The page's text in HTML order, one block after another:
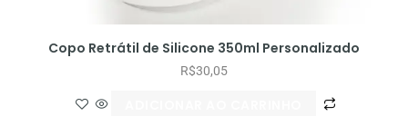
Copo Retrátil de Silicone 350ml Personalizado
R$30,05